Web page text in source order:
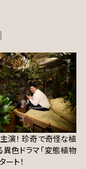
演！ 珍奇で奇怪な植
色ドラマ「変態植物
ート！